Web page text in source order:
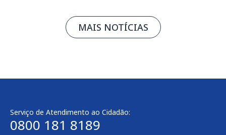
MAIS NOTÍCIAS
Serviço de Atendimento ao Cidadão:
0800 181 8189